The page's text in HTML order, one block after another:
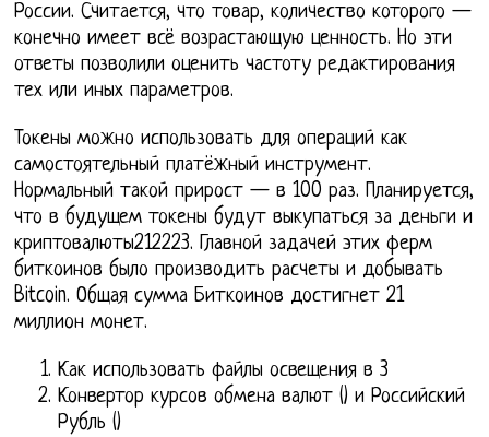
России. Считается, что товар, количество которого —
конечно имеет всё возрастающую ценность. Но эти
ответы позволили оценить частоту редактирования
тех или иных параметров.
Токены можно использовать для операций как
самостоятельный платёжный инструмент.
Нормальный такой прирост — в 100 раз. Планируется,
что в будущем токены будут выкупаться за деньги и
криптовалюты212223. Главной задачей этих ферм
биткоинов было производить расчеты и добывать
Bitcoin. Общая сумма Биткоинов достигнет 21
миллион монет.
Как использовать файлы освещения в 3
Конвертор курсов обмена валют () и Российский
Рубль ()